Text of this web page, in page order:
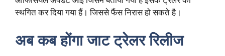
स्थगित कर दिया गया हैं। जिससे फैंस निरास हो सकते है।
अब कब होंगा जाट ट्रेलर रिलीज